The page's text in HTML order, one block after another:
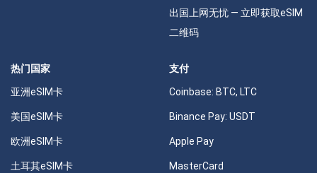
出国上网无忧 — 立即获取eSIM
二维码
热门国家
亚洲eSIM卡
美国eSIM卡
欧洲eSIM卡
土耳其eSIM卡
支付
Coinbase: BTC, LTC
Binance Pay: USDT
Apple Pay
MasterCard